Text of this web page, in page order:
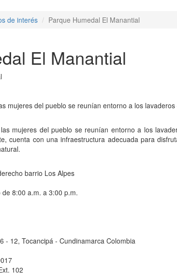
de interés Parque Humedal El Manantial
El Manantial
mujeres del pueblo se reunían entorno a los
mujeres del pueblo se reunían entorno a los
cuenta con una infraestructura adecuada para
barrio Los Alpes
8:00 a.m. a 3:00 p.m.
- 12, Tocancipá - Cundinamarca Colombia
102